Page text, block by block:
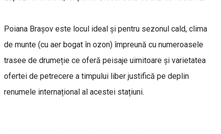
Poiana Brașov este locul ideal și pentru sezonul cald, clima
de munte (cu aer bogat în ozon) împreună cu numeroasele
trasee de drumeție ce oferă peisaje uimitoare și varietatea
ofertei de petrecere a timpului liber justifică pe deplin
renumele internațional al acestei stațiuni.